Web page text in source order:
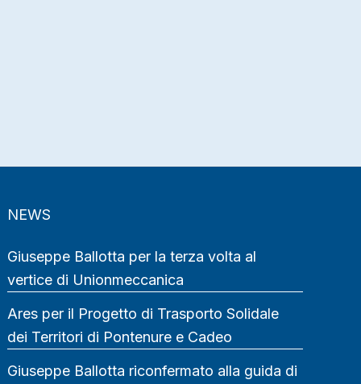
NEWS
Giuseppe Ballotta per la terza volta al
vertice di Unionmeccanica
Ares per il Progetto di Trasporto Solidale
dei Territori di Pontenure e Cadeo
Giuseppe Ballotta riconfermato alla guida di